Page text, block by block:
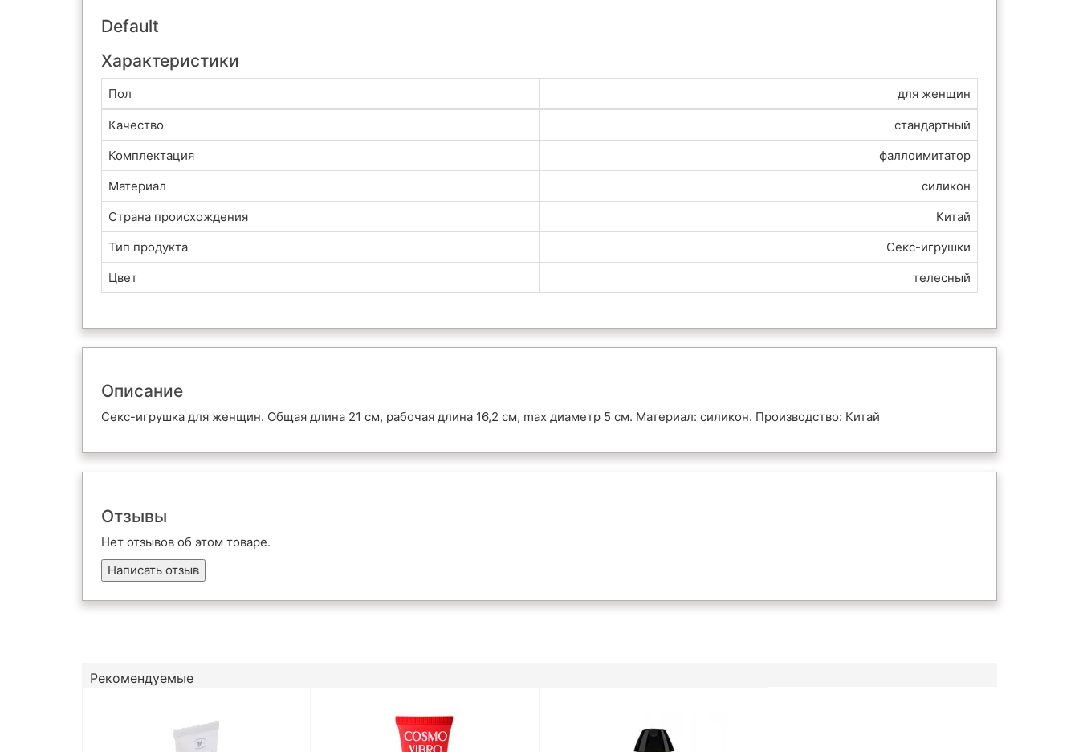
Default
Характеристики
Пол для женщин
Качество
стандартный
Комплектация
фаллоимитатор
Материал
силикон
Страна происхождения
Китай
Тип продукта
Секс-игрушки
Цвет
телесный
Описание
Секс-игрушка для женщин. Общая длина 21 см, рабочая длина 16,2 см, max диаметр 5 см. Материал: силикон. Производство: Китай
Отзывы
Нет отзывов об этом товаре.
Написать отзыв
Рекомендуемые